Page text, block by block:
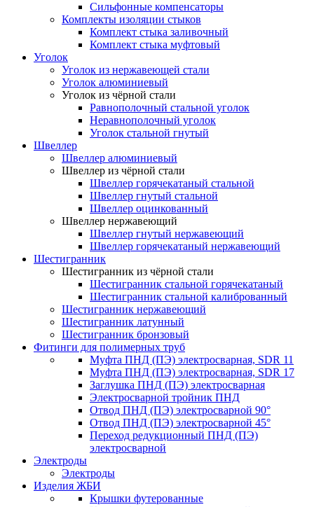
Сильфонные компенсаторы
Комплекты изоляции стыков
Комплект стыка заливочный
Комплект стыка муфтовый
Уголок
Уголок из нержавеющей стали
Уголок алюминиевый
Уголок из чёрной стали
Равнополочный стальной уголок
Неравнополочный уголок
Уголок стальной гнутый
Швеллер
Швеллер алюминиевый
Швеллер из чёрной стали
Швеллер горячекатаный стальной
Швеллер гнутый стальной
Швеллер оцинкованный
Швеллер нержавеющий
Швеллер гнутый нержавеющий
Швеллер горячекатаный нержавеющий
Шестигранник
Шестигранник из чёрной стали
Шестигранник стальной горячекатаный
Шестигранник стальной калиброванный
Шестигранник нержавеющий
Шестигранник латунный
Шестигранник бронзовый
Фитинги для полимерных труб
Муфта ПНД (ПЭ) электросварная, SDR 11
Муфта ПНД (ПЭ) электросварная, SDR 17
Заглушка ПНД (ПЭ) электросварная
Электросварной тройник ПНД
Отвод ПНД (ПЭ) электросварной 90°
Отвод ПНД (ПЭ) электросварной 45°
Переход редукционный ПНД (ПЭ)
электросварной
Электроды
Электроды
Изделия ЖБИ
Крышки футерованные